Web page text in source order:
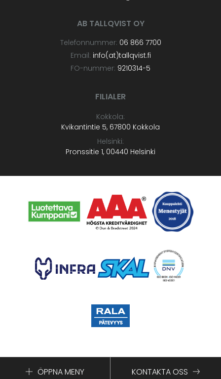
ÖPPNA MENY KONTAKTA OSS
AB TALLQVIST OY
Telefonnummer: 06 866 7700
Email: info(at)tallqvist.fi
FO-nummer: 9210314-5
FILIALER
Kokkola:
Kvikantintie 5, 67800 Kokkola
Helsinki:
Pronssitie 1, 00440 Helsinki